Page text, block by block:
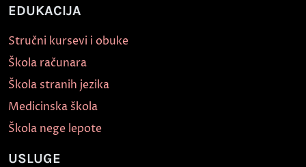
EDUKACIJA
Stručni kursevi i obuke
Škola računara
Škola stranih jezika
Medicinska škola
Škola nege lepote
USLUGE